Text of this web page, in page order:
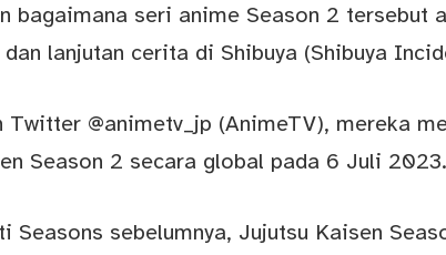
bagaimana seri anime Season 2 tersebut
lanjutan cerita di Shibuya (Shibuya
Twitter @animetv_jp (AnimeTV), mereka
Season 2 secara global pada 6 Juli 2023.
Seasons sebelumnya, Jujutsu Kaisen